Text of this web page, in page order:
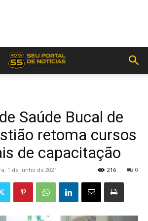
Saúde Bucal de
retoma cursos
de capacitação
1 de junho de 2021 0
216